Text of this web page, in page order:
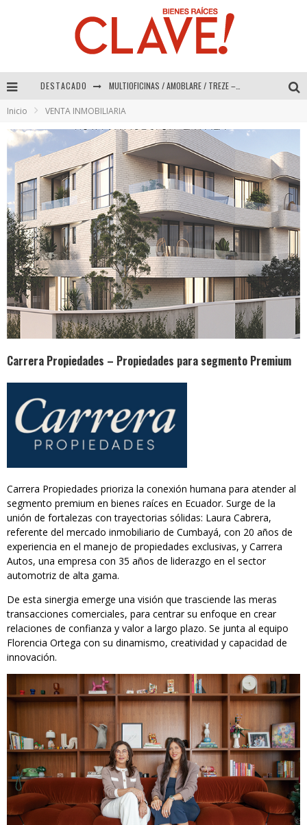
DESTACADO MULTIOFICINAS / AMOBLARE / TREZE – Especial Interiorismo & Decoración 2026
ADRIANA HOYOS DESIGN STUDIO – Especial Interiorismo & Decoración 2026
Inicio VENTA INMOBILIARIA
Carrera Propiedades – Propiedades para segmento Premium
Carrera Propiedades prioriza la conexión humana para atender al
segmento premium en bienes raíces en Ecuador. Surge de la
unión de fortalezas con trayectorias sólidas: Laura Cabrera,
referente del mercado inmobiliario de Cumbayá, con 20 años de
experiencia en el manejo de propiedades exclusivas, y Carrera
Autos, una empresa con 35 años de liderazgo en el sector
automotriz de alta gama.
De esta sinergia emerge una visión que trasciende las meras
transacciones comerciales, para centrar su enfoque en crear
relaciones de confianza y valor a largo plazo. Se junta al equipo
Florencia Ortega con su dinamismo, creatividad y capacidad de
innovación.